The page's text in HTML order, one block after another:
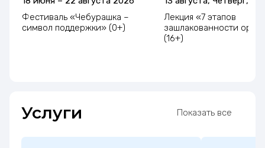
Фестиваль «Чебурашка –
символ поддержки» (0+)
Лекция «7 этапов
зашлакованности
(16+)
Услуги Показать все